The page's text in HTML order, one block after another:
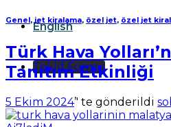
English
Teklif Formu
Genel ,jet kiralama, özel jet, özel jet
Türk Hava
Tanıtım Etkinliği
5 Ekim 2024’' te gönderildi